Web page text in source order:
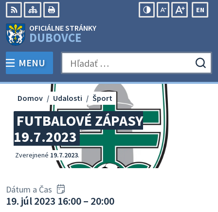
Preskočiť
na
obsah
RSS Mapa
EN
OFICIÁLNE STRÁNKY
DUBOVCE
PREPNÚŤ
MENU Hľadať:
FUTBALOVÉ ZÁPASY
19.7.2023
Domov Udalosti Šport
Zverejnené 19.7.2023.
Dátum a Čas
19. júl 2023 16:00 – 20:00